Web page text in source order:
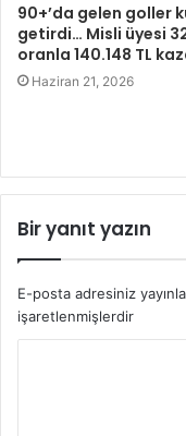
90+’da gelen goller
getirdi… Misli üyesi
oranla 140.148 TL
Haziran 21, 2026
Bir yanıt yazın
E-posta adresiniz
işaretlenmişlerdir